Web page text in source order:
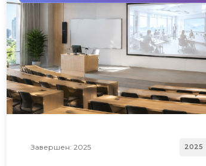
Завершен: 2025 2025